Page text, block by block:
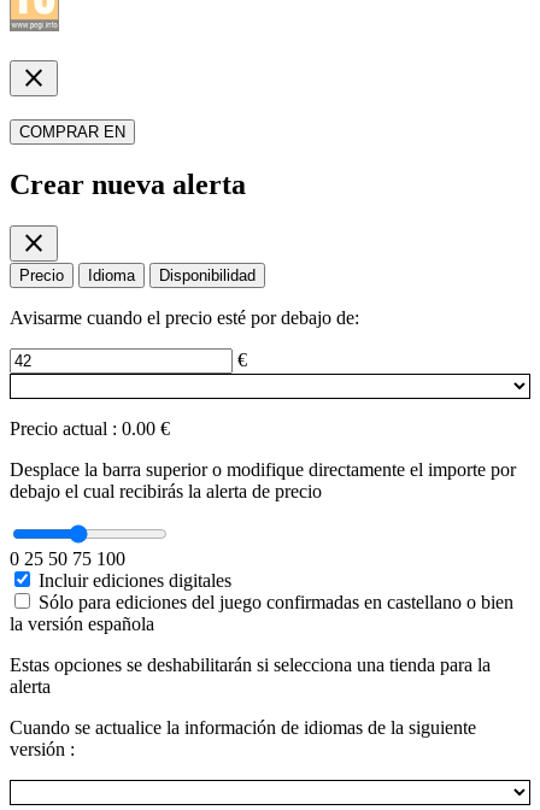
close
COMPRAR EN
Crear nueva alerta
close
Precio Idioma Disponibilidad
Avisarme cuando el precio esté por debajo de:
€
Precio actual : 0.00 €
Desplace la barra superior o modifique directamente el importe por
debajo el cual recibirás la alerta de precio
0 25 50 75 100
Incluir ediciones digitales
Sólo para ediciones del juego confirmadas en castellano o bien
la versión española
Estas opciones se deshabilitarán si selecciona una tienda para la
alerta
Cuando se actualice la información de idiomas de la siguiente
versión :